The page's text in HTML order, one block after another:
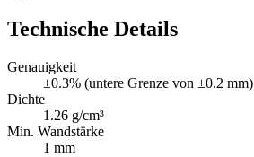
Technische Details
Genauigkeit
±0.3% (untere Grenze von ±0.2 mm)
Dichte
1.26 g/cm³
Min. Wandstärke
1 mm